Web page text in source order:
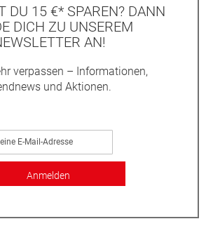
DU 15 €* SPAREN? DANN
DICH ZU UNSEREM
AN!
verpassen – Informationen,
und Aktionen.
Anmelden